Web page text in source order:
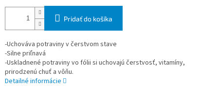
Pridať do košíka
-Uchováva potraviny v čerstvom stave
-Silne priľnavá
-Uskladnené potraviny vo fólii si uchovajú čerstvosť, vitamíny,
prirodzenú chuť a vôňu.
Detailné informácie